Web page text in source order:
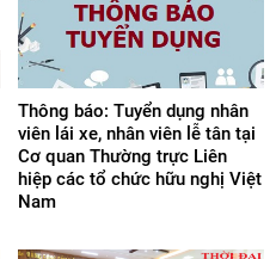
Thông báo: Tuyển dụng nhân
viên lái xe, nhân viên lễ tân tại
Cơ quan Thường trực Liên
hiệp các tổ chức hữu nghị Việt
Nam